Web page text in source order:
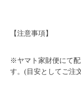
【注意事項】
※ヤマト家財便にて
す。(目安としてご注